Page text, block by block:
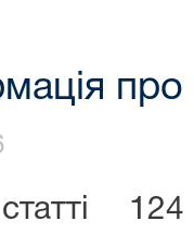
про
124